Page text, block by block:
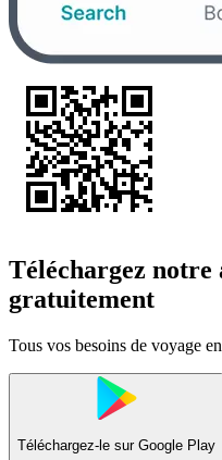
Téléchargez notre
gratuitement
Tous vos besoins de voyage
Téléchargez-le sur Google Play